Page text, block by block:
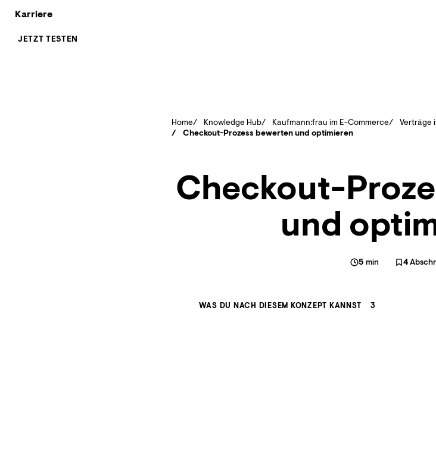
Karriere
JETZT TESTEN
Home Knowledge Hub Kaufmann:frau im E-Commerce
Verträge
Checkout-Prozess bewerten und optimieren
Checkout-
und
5 min 4
WAS DU NACH DIESEM KONZEPT KANNST 3